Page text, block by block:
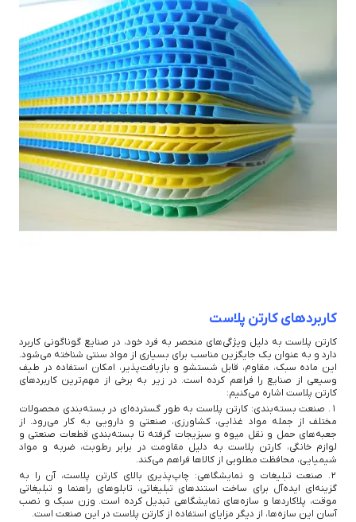
کاربردهای کارتن پلاست
کارتن پلاست به دلیل ویژگی‌های منحصر به فرد خود، در صنایع گوناگونی کاربرد
دارد و به عنوان یک جایگزین مناسب برای بسیاری از مواد سنتی شناخته می‌شود.
این ماده سبک، مقاوم، قابل شستشو و بازیافت‌پذیر، امکان استفاده در طیف
وسیعی از صنایع را فراهم کرده است. در زیر به برخی از مهم‌ترین کاربردهای
کارتن پلاست اشاره می‌کنیم:
1. صنعت بسته‌بندی: کارتن پلاست به طور گسترده‌ای در بسته‌بندی محصولات
مختلف از جمله مواد غذایی، کشاورزی، صنعتی و دارویی به کار می‌رود. از
جعبه‌های حمل و نقل میوه و سبزیجات گرفته تا بسته‌بندی قطعات صنعتی و
لوازم خانگی، کارتن پلاست به دلیل مقاومت در برابر رطوبت، ضربه و مواد
شیمیایی، محافظت مطلوبی از کالاها فراهم می‌کند.
2. صنعت تبلیغات و نمایشگاهی: چاپ‌پذیری بالای کارتن پلاست، آن را به
گزینه‌ای ایده‌آل برای ساخت استندهای تبلیغاتی، تابلوهای راهنما و تبلیغاتی
موقت، پلاکاردها و سازه‌های نمایشگاهی تبدیل کرده است. وزن سبک و نصب
آسان این سازه‌ها، از دیگر مزایای استفاده از کارتن پلاست در این صنعت است.